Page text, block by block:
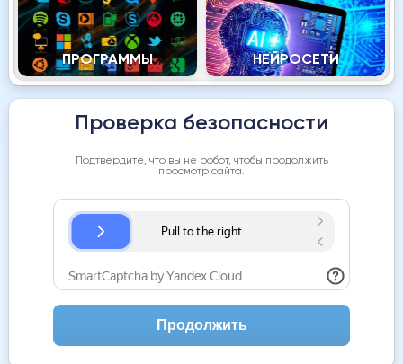
ПРОГРАММЫ НЕЙРОСЕТИ
Проверка безопасности
Подтвердите, что вы не робот, чтобы продолжить
просмотр сайта.
Продолжить